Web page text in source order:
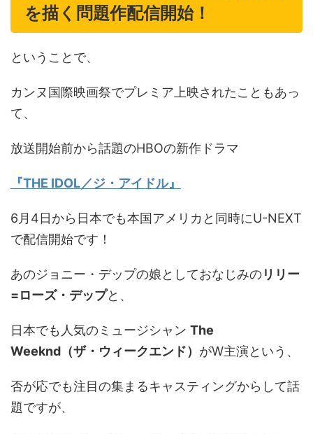
を描く問題作配信開始！
ということで、
カンヌ国際映画祭でプレミア上映されたこともあっ
て、
放送開始前から話題のHBOの新作ドラマ
『THE IDOL／ジ・アイドル』
6月4日から日本でも本国アメリカと同時にU-NEXT
で配信開始です！
あのジョニー・デップの娘としておなじみのリリー
=ローズ・デップと、
日本でも人気のミュージシャン The
Weeknd（ザ・ウィークエンド） がW主演という、
否が応でも注目の集まるキャスティングからして話
題ですが、